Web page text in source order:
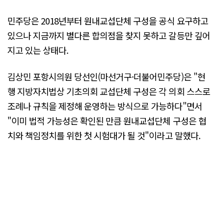
민주당은 2018년부터 원내교섭단체 구성을 공식 요구하고
있으나 지금까지 별다른 합의점을 찾지 못하고 갈등만 깊어
지고 있는 상태다.
김상민 포항시의원 당선인(마선거구·더불어민주당)은 "현
행 지방자치법상 기초의회 교섭단체 구성은 각 의회 스스로
조례나 규칙을 제정해 운영하는 방식으로 가능하다"면서
"이미 법적 가능성은 확인된 만큼 원내교섭단체 구성은 협
치와 책임정치를 위한 첫 시험대가 될 것"이라고 말했다.